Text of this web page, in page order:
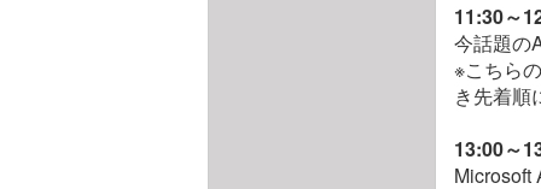
11:30～
今話題の
※こちら
き先着順
13:00～
Microsoft